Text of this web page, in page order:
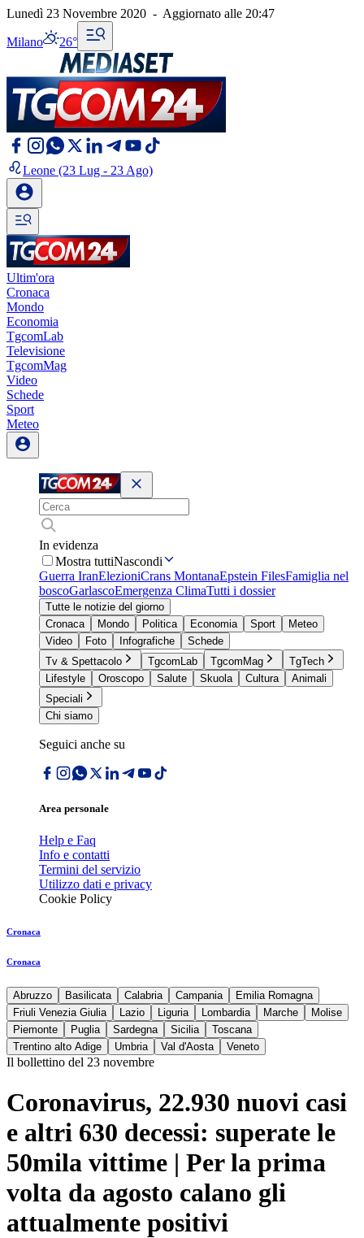
Lunedì 23 Novembre 2020 - Aggiornato alle 20:47
Milano 26°
Leone (23 Lug - 23 Ago)
Ultim'ora
Cronaca
Mondo
Economia
TgcomLab
Televisione
TgcomMag
Video
Schede
Sport
Meteo
In evidenza
Mostra tuttiNascondi
Guerra IranElezioniCrans MontanaEpstein FilesFamiglia nel
boscoGarlascoEmergenza ClimaTutti i dossier
Tutte le notizie del giorno
Cronaca
Mondo Politica Economia Sport
Meteo
Video
Foto Infografiche
Schede
Tv & Spettacolo
TgcomLab TgcomMag
TgTech
Lifestyle
Oroscopo Salute Skuola Cultura
Animali
Speciali
Chi siamo
Seguici anche su
Area personale
Help e Faq
Info e contatti
Termini del servizio
Utilizzo dati e privacy
Cookie Policy
Cronaca
Cronaca
Abruzzo Basilicata Calabria Campania
Emilia Romagna
Friuli Venezia Giulia
Lazio Liguria Lombardia Marche
Molise
Piemonte
Puglia Sardegna Sicilia
Toscana
Trentino alto Adige
Umbria Val d'Aosta Veneto
Il bollettino del 23 novembre
Coronavirus, 22.930 nuovi casi
e altri 630 decessi: superate le
50mila vittime | Per la prima
volta da agosto calano gli
attualmente positivi